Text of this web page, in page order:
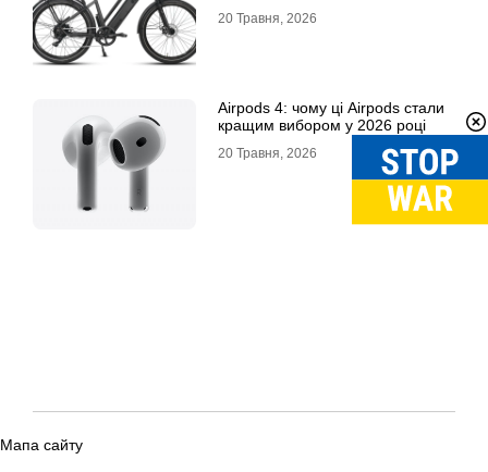
20 Травня, 2026
Airpods 4: чому ці Airpods стали
кращим вибором у 2026 році
20 Травня, 2026
Мапа сайту